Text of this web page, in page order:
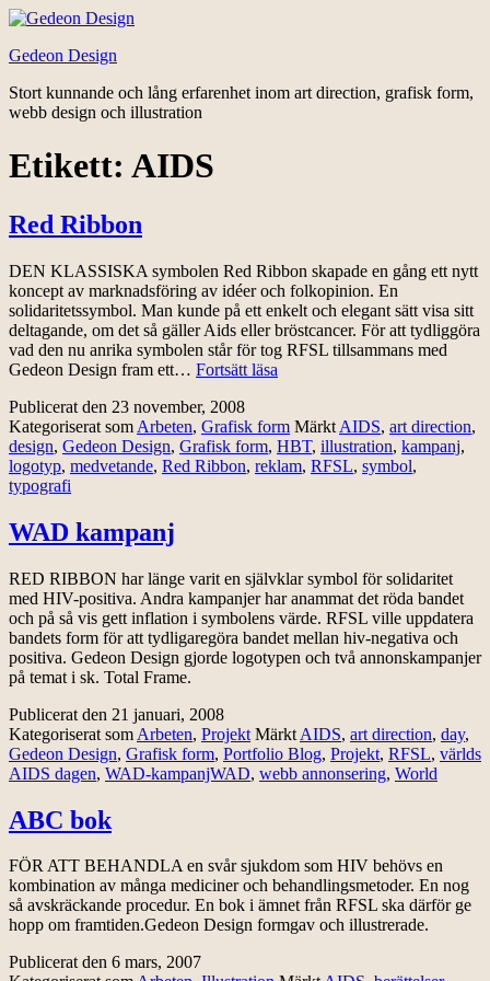
Hoppa
innehåll
Gedeon Design
Stort kunnande och lång erfarenhet inom art direction, grafisk form,
webb design och illustration
Etikett: AIDS
Red Ribbon
DEN KLASSISKA symbolen Red Ribbon skapade en gång ett nytt
koncept av marknadsföring av idéer och folkopinion. En
solidaritetssymbol. Man kunde på ett enkelt och elegant sätt visa sitt
deltagande, om det så gäller Aids eller bröstcancer. För att tydliggöra
vad den nu anrika symbolen står för tog RFSL tillsammans med
Gedeon Design fram ett… Fortsätt läsa
Publicerat den 23 november, 2008
Kategoriserat som Arbeten, Grafisk form Märkt AIDS, art direction,
design, Gedeon Design, Grafisk form, HBT, illustration, kampanj,
logotyp, medvetande, Red Ribbon, reklam, RFSL, symbol,
typografi
WAD kampanj
RED RIBBON har länge varit en självklar symbol för solidaritet
med HIV-positiva. Andra kampanjer har anammat det röda bandet
och på så vis gett inflation i symbolens värde. RFSL ville uppdatera
bandets form för att tydligaregöra bandet mellan hiv-negativa och
positiva. Gedeon Design gjorde logotypen och två annonskampanjer
på temat i sk. Total Frame.
Publicerat den 21 januari, 2008
Kategoriserat som Arbeten, Projekt Märkt AIDS, art direction, day,
Gedeon Design, Grafisk form, Portfolio Blog, Projekt, RFSL, världs
AIDS dagen, WAD-kampanjWAD, webb annonsering, World
ABC bok
FÖR ATT BEHANDLA en svår sjukdom som HIV behövs en
kombination av många mediciner och behandlingsmetoder. En nog
så avskräckande procedur. En bok i ämnet från RFSL ska därför ge
hopp om framtiden.Gedeon Design formgav och illustrerade.
Publicerat den 6 mars, 2007